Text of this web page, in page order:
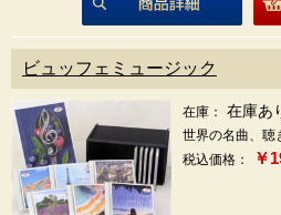
商品詳細
ビュッフェミュージック
在庫： 在庫あ
世界の名曲、聴
税込価格：
￥